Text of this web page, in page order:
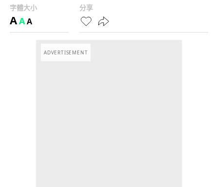
字體大小
AAA
分享
ADVERTISEMENT